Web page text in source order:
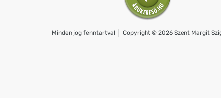
Minden jog fenntartva! │ Copyright © 2026 Szent Margit